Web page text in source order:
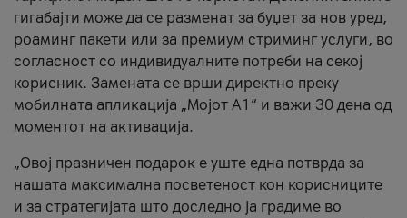
гигабајти може да се разменат за буџет за нов уред,
роаминг пакети или за премиум стриминг услуги, во
согласност со индивидуалните потреби на секој
корисник. Замената се врши директно преку
мобилната апликација „Мојот А1“ и важи 30 дена од
моментот на активација.
„Овој празничен подарок е уште една потврда за
нашата максимална посветеност кон корисниците
и за стратегијата што доследно ја градиме во